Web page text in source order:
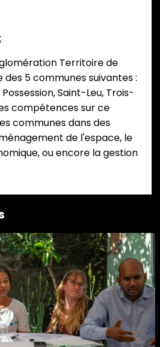
Territoire de
5 communes suivantes :
Saint-Leu, Trois-
compétences sur ce
communes dans des
de l'espace, le
ou encore la gestion